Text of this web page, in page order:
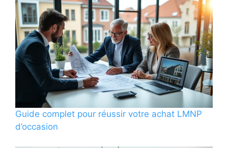
Guide complet pour réussir votre achat LMNP
d’occasion